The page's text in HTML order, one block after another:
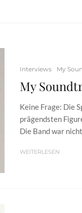
Interviews My
My
Keine Frage: Die
prägendsten
Die Band war
WEITERLESEN